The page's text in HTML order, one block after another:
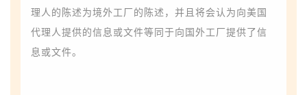
理人的陈述为境外工厂的陈述，并且将会认为向美国
代理人提供的信息或文件等同于向国外工厂提供了信
息或文件。